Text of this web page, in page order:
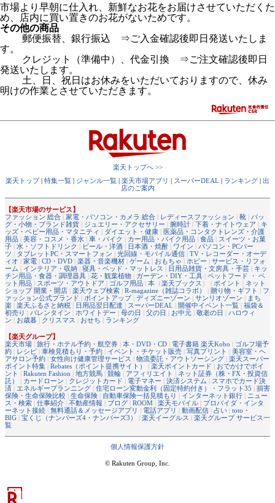
市場より早朝に仕入れ、新鮮なお花をお届けさせていただくた
め、店内に買い置きのお花がないためです。
その他の商品
郵便振替、銀行振込 ⇒ご入金確認後即日発送いたしま
す。
クレジット（準備中）、代金引換 ⇒ご注文確認後即日
発送いたします。
土、日、祝日はお休みをいただいておりますので、休み
明けの作業とさせていただきます。
楽天トップへ >>
楽天トップ
特集一覧 ジャンル一覧 楽天市場アプリ スーパーDEAL ランキング
出
店のご案内
【楽天市場のサービス】
ファッション 総合
家電・パソコン・カメラ 総合 レディースファッション 靴
バッ
グ・小物・ブランド雑貨
ジュエリー・アクセサリー 腕時計 下着・ナイトウェア
キ
ッズ・ベビー用品・マタニティ
ダイエット・健康
医薬品・コンタクトレンズ・介護
用品
美容・コスメ・香水 車・バイク カー用品・バイク用品 食品
スイーツ・お菓
子
水・ソフトドリンク ビール・洋酒 日本酒・焼酎 ワイン
パソコン・PCパー
ツ
タブレットPC・スマートフォン 光回線・モバイル通信
TV・レコーダー・オーデ
ィオ
家電 CD・DVD 楽器・音楽機材 ゲーム おもちゃ ホビー
サービス・リフォ
ーム
インテリア・収納 寝具・ベッド・マットレス 日用品雑貨・文房具・手芸
キッ
チン用品・食器・調理器具
花・観葉植物 ガーデン・DIY・工具
ペットフード ・ ペ
ット用品
スポーツ・アウトドア ゴルフ用品 本 （楽天ブックス ） | ポイント
ネット
ショップ 開業・開店
楽天ウェブ検索 R-magazine（雑誌コラボ） 贈り物・ギフト
フ
ァッション公式ブランド
ポイントアップ ディズニーゾーン サンリオゾーン
まち
楽
楽天ふるさと納税 日用品翌日配達 スーパーDEAL 開催中イベント一覧
福袋＆
初売り
バレンタイン ホワイトデー 母の日 父の日 お中元 敬老の日
ハロウィ
ン
お歳暮 クリスマス おせち ランキング
【楽天グループ】
楽天市場
旅行・ホテル予約・航空券 本・DVD・CD 電子書籍 楽天Kobo
ゴルフ場予
約
レシピ 車検見積もり・予約 イベント・チケット販売 写真プリント
美容室・ヘ
アサロン予約
女性向け健康管理サービス 物流委託・アウトソーシング
楽天スーパー
ポイント特集
Rebates（ポイント提携サイト） 楽天ポイントカード
おでかけでポイ
ント
Rakuten Fashion 地方競馬 競輪 アフィリエイト
ネット証券（株・FX・投資信
託）
カードローン クレジットカード 電子マネー 決済システム
スマホでカード決
済
エネルギープランニング 住宅ローン変動金利（固定特約付き）・フラット35
損害
保険・生命保険比較
生命保険 自動車保険一括見積もり インターネット銀行
ニュー
ス・検索
仕事紹介 不動産情報 ブログ ROOM 楽天モバイル
プロバイダ・インタ
ーネット接続
無料通話＆メッセージアプリ 電話アプリ 動画配信 占い
toto・
BIG
宝くじ（ナンバーズ4・ナンバーズ3） 楽天イーグルス
楽天グループ サービス一
覧
個人情報保護方針
© Rakuten Group, Inc.